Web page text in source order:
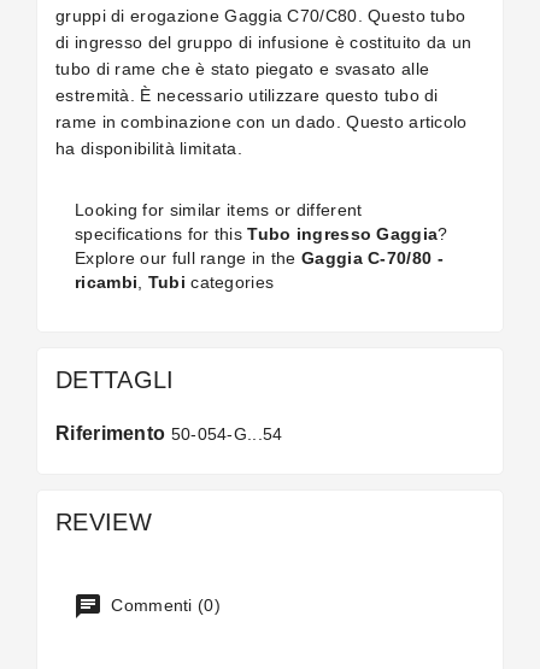
gruppi di erogazione Gaggia C70/C80. Questo tubo
di ingresso del gruppo di infusione è costituito da un
tubo di rame che è stato piegato e svasato alle
estremità. È necessario utilizzare questo tubo di
rame in combinazione con un dado. Questo articolo
ha disponibilità limitata.
Looking for similar items or different
specifications for thisTubo ingresso Gaggia?
Explore our full range in the Gaggia C-70/80 -
ricambi
Tubi categories
DETTAGLI
Riferimento 50-054-G...54
REVIEW
Commenti (0)